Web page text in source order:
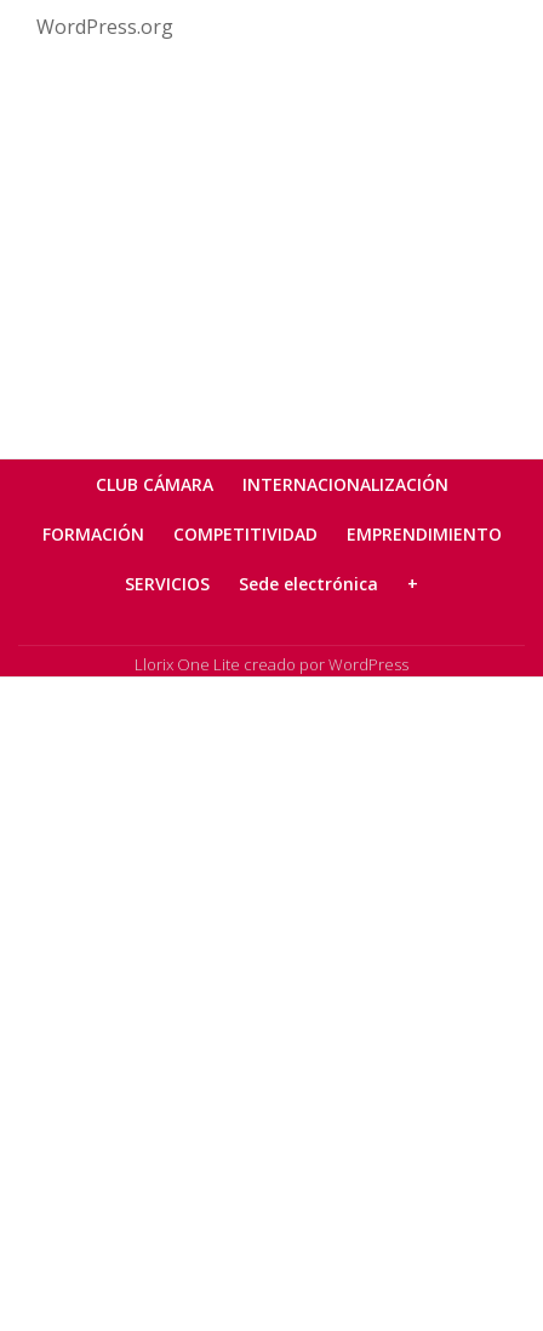
WordPress.org
Menú
secundario
CLUB CÁMARA INTERNACIONALIZACIÓN
FORMACIÓN COMPETITIVIDAD EMPRENDIMIENTO
SERVICIOS Sede electrónica +
Llorix One Lite creado porWordPress